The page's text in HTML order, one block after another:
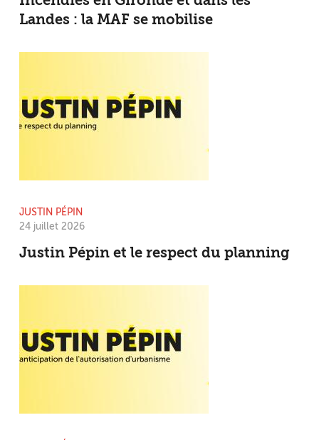
Landes : la MAF se mobilise
JUSTIN PÉPIN
24 juillet 2026
Justin Pépin et le respect du planning